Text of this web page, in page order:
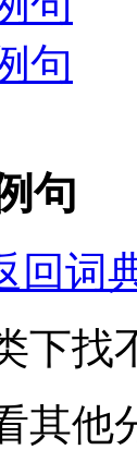
句
句
回词
下找
其他